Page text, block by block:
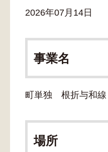
2026年07月14日
事業名
町単独 根折与和
場所